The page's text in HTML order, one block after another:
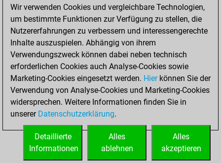
Bauernopfer
1
Matt auf vollem Brett
0
Bauer setzt Matt
Erstickte Matts
Unterverwandlungen
0
Türme auf der siebten
0
STARTSEITE
Wir verwenden Cookies und vergleichbare Technologien,
um bestimmte Funktionen zur Verfügung zu stellen, die
Nutzererfahrungen zu verbessern und interessengerechte
Inhalte auszuspielen. Abhängig von ihrem
Verwendungszweck können dabei neben technisch
erforderlichen Cookies auch Analyse-Cookies sowie
Marketing-Cookies eingesetzt werden. Hierkönnen Sie der
Verwendung von Analyse-Cookies und Marketing-Cookies
widersprechen. Weitere Informationen finden Sie in
unserer Datenschutzerklärung.
Alles
akzeptieren
Alles
ablehnen
Detaillierte
Informationen